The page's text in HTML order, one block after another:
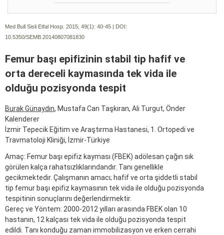
Med Bull Sisli Etfal Hosp. 2015; 49(1): 40-45 | DOI:
10.5350/SEMB.20140807081830
Femur başı epifizinin stabil tip hafif ve
orta dereceli kaymasında tek vida ile
olduğu pozisyonda tespit
Burak Günaydın, Mustafa Can Taşkıran, Ali Turgut, Önder
Kalenderer
İzmir Tepecik Eğitim ve Araştırma Hastanesi, 1. Ortopedi ve
Travmatoloji Kliniği, İzmir-Türkiye
Amaç: Femur başı epifiz kayması (FBEK) adölesan çağın sık
görülen kalça rahatsızlıklarındandır. Tanı genellikle
gecikmektedir. Çalışmanın amacı; hafif ve orta şiddetli stabil
tip femur başı epifiz kaymasının tek vida ile olduğu pozisyonda
tespitinin sonuçlarını değerlendirmektir.
Gereç ve Yöntem: 2000-2012 yılları arasında FBEK olan 10
hastanın, 12 kalçası tek vida ile olduğu pozisyonda tespit
edildi. Tanı konduğu zaman immobilizasyon ve erken cerrahi